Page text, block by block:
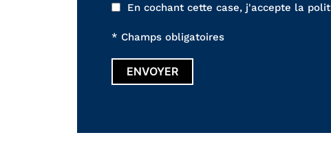
En cochant cette case, j'accepte la
* Champs obligatoires